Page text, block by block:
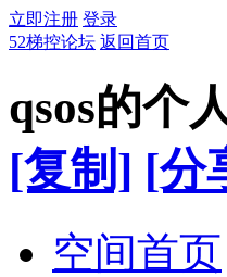
立即注册 登录
52梯控论坛 返回首页
qsos的个
[复制] [分
空间首页